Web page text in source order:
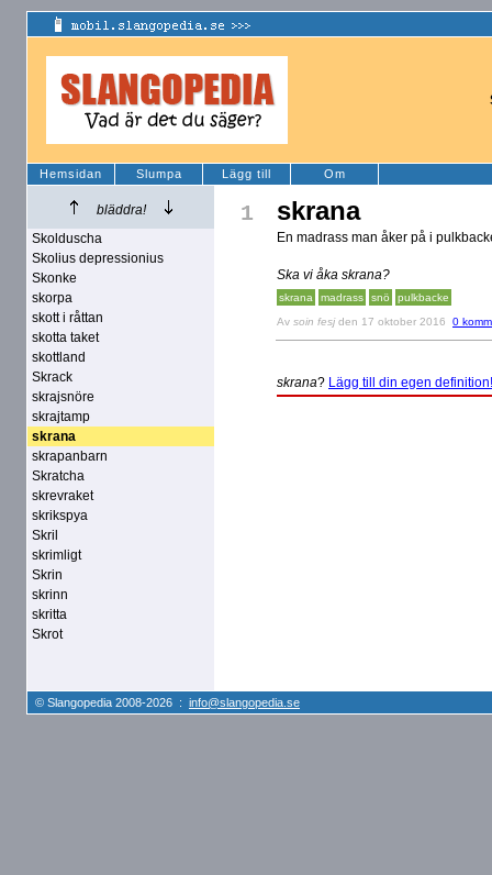
Hemsidan Slumpa Lägg till Om
bläddra!
Skolduscha
Skolius depressionius
Skonke
skorpa
skott i råttan
skotta taket
skottland
Skrack
skrajsnöre
skrajtamp
skrana
skrapanbarn
Skratcha
skrevraket
skrikspya
Skril
skrimligt
Skrin
skrinn
skritta
Skrot
1 skrana
En madrass man åker på i
Ska vi åka skrana?
skrana madrass snö pulkbacke
Av soin fesj den 17 oktober 2016 0
skrana? Lägg till din egen definition!
© Slangopedia 2008-2026 : info@slangopedia.se